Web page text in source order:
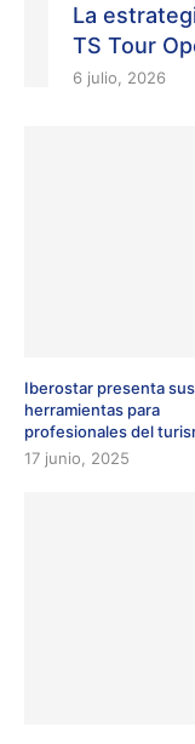
La
TS Tour
6 julio, 2026
Iberostar presenta
herramientas para
profesionales del
17 junio, 2025